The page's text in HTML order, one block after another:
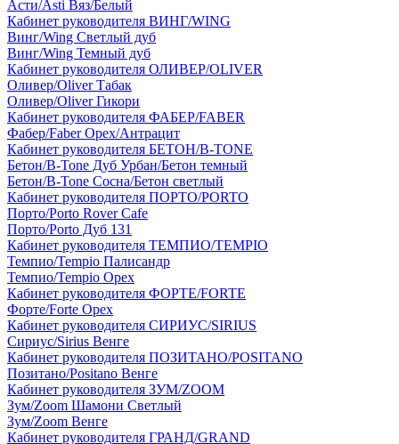
Асти/Asti Вяз/Белый
Кабинет руководителя ВИНГ/WING
Винг/Wing Светлый дуб
Винг/Wing Темный дуб
Кабинет руководителя ОЛИВЕР/OLIVER
Оливер/Oliver Табак
Оливер/Oliver Гикори
Кабинет руководителя ФАБЕР/FABER
Фабер/Faber Орех/Антрацит
Кабинет руководителя БЕТОН/B-TONE
Бетон/B-Tone Дуб Урбан/Бетон темный
Бетон/B-Tone Сосна/Бетон светлый
Кабинет руководителя ПОРТО/PORTO
Порто/Porto Rover Cafe
Порто/Porto Дуб 131
Кабинет руководителя ТЕМПИО/TEMPIO
Темпио/Tempio Палисандр
Темпио/Tempio Орех
Кабинет руководителя ФОРТЕ/FORTE
Форте/Forte Орех
Кабинет руководителя СИРИУС/SIRIUS
Сириус/Sirius Венге
Кабинет руководителя ПОЗИТАНО/POSITANO
Позитано/Positano Венге
Кабинет руководителя ЗУМ/ZOOM
Зум/Zoom Шамони Светлый
Зум/Zoom Венге
Кабинет руководителя ГРАНД/GRAND